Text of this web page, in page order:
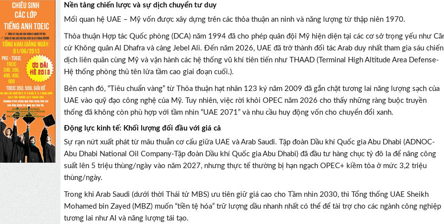
Nền tảng chiến lược và sự dịch chuyển tư duy
Mối quan hệ UAE – Mỹ vốn được xây dựng trên các thỏa thuận an ninh và năng lượng từ thập niên 1970.
Thỏa thuận Hợp tác Quốc phòng (DCA) năm 1994 đã cho phép quân đội Mỹ hiện diện tại các cơ sở trọng yếu như
cứ Không quân Al Dhafra và cảng Jebel Ali. Đến năm 2026, UAE đã trở thành đối tác Arab duy nhất tham gia sáu chiến
dịch liên quân cùng Mỹ và vận hành các hệ thống vũ khí tiên tiến như THAAD (Terminal High Altitude Area Defense-
Hệ thống phòng thủ tên lửa tầm cao giai đoạn cuối.).
Bên cạnh đó, “Tiêu chuẩn vàng” từ Thỏa thuận hạt nhân 123 ký năm 2009 đã gắn chặt tương lai năng lượng sạch của
UAE vào quỹ đạo công nghệ của Mỹ. Tuy nhiên, việc rời khỏi OPEC năm 2026 cho thấy những ràng buộc truyền
thống đã không còn phù hợp với tầm nhìn “UAE 2071” và nhu cầu huy động vốn cho chuyển đổi xanh.
Động lực kinh tế: Khối lượng đối đầu với giá cả
Sự rạn nứt xuất phát từ mâu thuẫn cơ cấu giữa UAE và Arab Saudi. Tập đoàn Dầu khí Quốc gia Abu Dhabi (ADNOC-
Abu Dhabi National Oil Company-Tập đoàn Dầu khí Quốc gia Abu Dhabi) đã đầu tư hàng chục tỷ đô la để nâng công
suất lên 5 triệu thùng/ngày vào năm 2027, nhưng thực tế thường bị hạn ngạch OPEC+ kiềm tỏa ở mức 3,2 triệu
thùng/ngày.
Trong khi Arab Saudi (dưới thời Thái tử MBS) ưu tiên giữ giá cao cho Tầm nhìn 2030, thì Tổng thống UAE Sheikh
Mohamed bin Zayed (MBZ) muốn “tiền tệ hóa” trữ lượng dầu nhanh nhất có thể để tài trợ cho các ngành công nghiệp
tương lai như AI và năng lượng tái tạo.